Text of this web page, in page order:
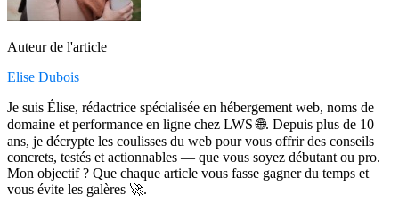
Auteur de l'article
Elise Dubois
Je suis Élise, rédactrice spécialisée en hébergement web, noms de
domaine et performance en ligne chez LWS 🌐. Depuis plus de 10
ans, je décrypte les coulisses du web pour vous offrir des conseils
concrets, testés et actionnables — que vous soyez débutant ou pro.
Mon objectif ? Que chaque article vous fasse gagner du temps et
vous évite les galères 🚀.